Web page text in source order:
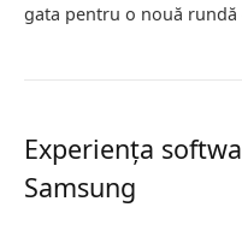
gata pentru o nouă rundă
Experiența
Samsung